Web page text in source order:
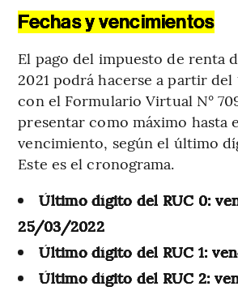
Fechas y vencimientos
El pago del impuesto de renta
2021 podrá hacerse a partir del
con el Formulario Virtual N°
presentar como máximo hasta
vencimiento, según el último
Este es el cronograma.
Último dígito del RUC 0:
25/03/2022
Último dígito del RUC 1:
Último dígito del RUC 2: